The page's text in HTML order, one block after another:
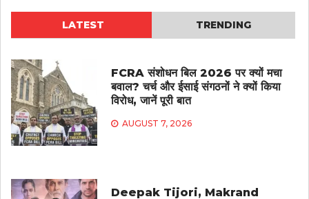
LATEST TRENDING
FCRA संशोधन बिल 2026 पर क्यों मचा
बवाल? चर्च और ईसाई संगठनों ने क्यों किया
विरोध, जानें पूरी बात
AUGUST 7, 2026
Deepak Tijori, Makrand